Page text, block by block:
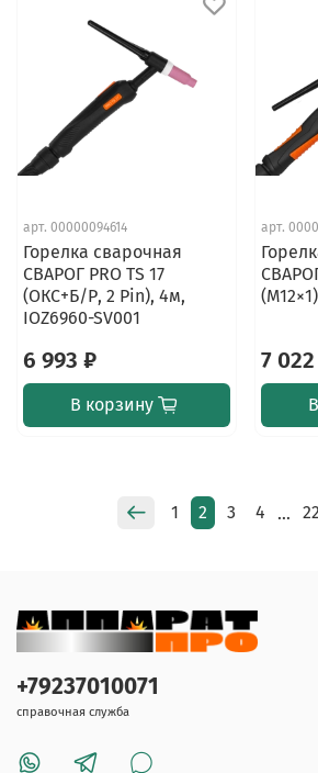
арт. 00000094614
Горелка сварочная
СВАРОГ PRO TS 17
(ОКС+Б/Р, 2 Pin), 4м,
IOZ6960-SV001
6 993 ₽
В корзину
арт.
7
1 2 3 4 … 22
+79237010071
справочная служба